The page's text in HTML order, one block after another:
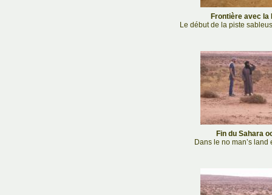
Frontière avec la
Le début de la piste
Fin du Sahara
Dans le no man’s